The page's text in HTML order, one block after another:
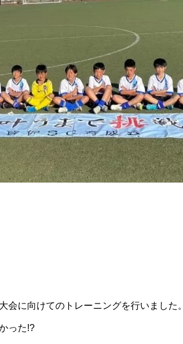
に向けてのトレーニングを行いました。
った!?